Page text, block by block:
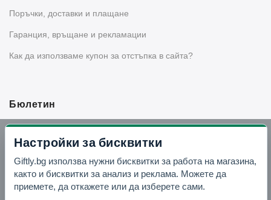
Поръчки, доставки и плащане
Гаранция, връщане и рекламации
Как да използваме купон за отстъпка в сайта?
Бюлетин
Вземи -10% отстъпка в Telegram
Отвори Telegram
Настройки за бисквитки
Giftly.bg използва нужни бисквитки за работа на магазина,
както и бисквитки за анализ и реклама. Можете да
приемете, да откажете или да изберете сами.